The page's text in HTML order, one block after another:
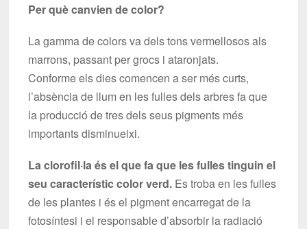
Per què canvien de color?
La gamma de colors va dels tons vermellosos als
marrons, passant per grocs i ataronjats.
Conforme els dies comencen a ser més curts,
l’absència de llum en les fulles dels arbres fa que
la producció de tres dels seus pigments més
importants disminueixi.
La clorofil·la és el que fa que les fulles tinguin el
seu característic color verd. Es troba en les fulles
de les plantes i és el pigment encarregat de la
fotosíntesi i el responsable d’absorbir la radiació